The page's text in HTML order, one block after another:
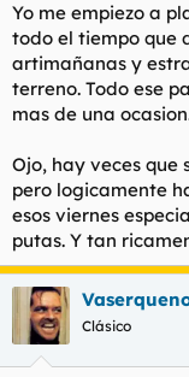
Yo me empiezo a
todo el tiempo que
artimañanas y
terreno. Todo ese
mas de una
Ojo, hay veces que
pero logicamente
esos viernes
putas. Y tan
Clásico